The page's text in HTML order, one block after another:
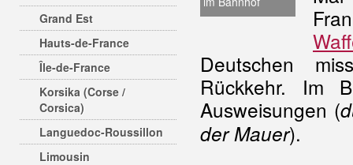
Grand Est
Hauts-de-France
Île-de-France
Korsika (Corse /
Corsica)
Languedoc-Roussillon
Limousin
Deutschen
Rückkehr. Im
Ausweisungen (
der Mauer).